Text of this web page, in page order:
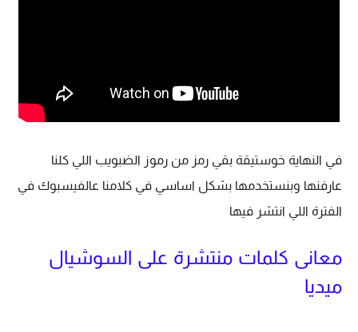
في النهاية خوستيقة بقي رمز من رموز الضبويب اللي كلنا
عارفنها وبنستخدمها بشكل اساسي في كلامنا عالفيسبوك في
الفترة اللي انتشر فيها
معانى كلمات منتشرة على السوشيال
ميديا